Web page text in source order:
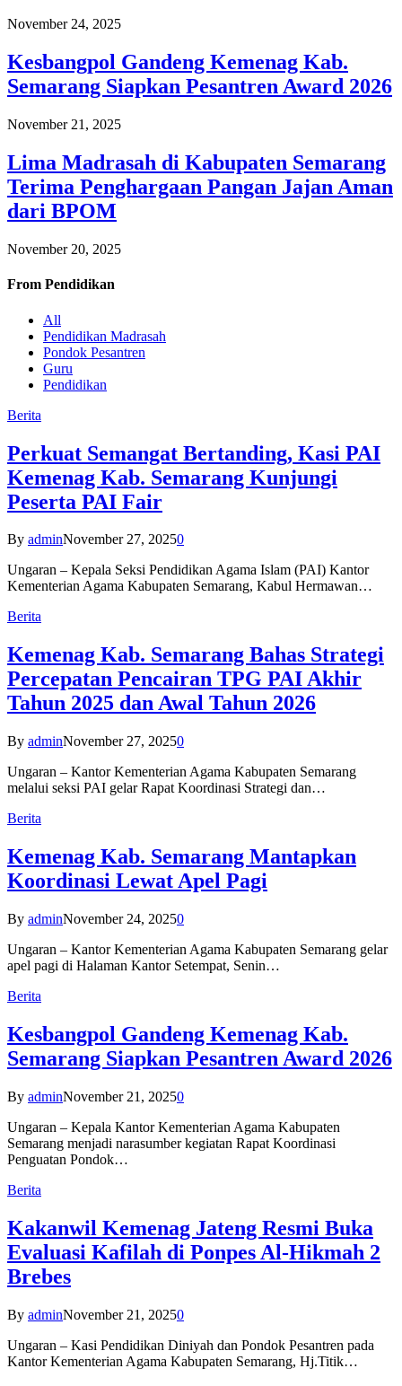
November 24, 2025
Kesbangpol Gandeng Kemenag Kab.
Semarang Siapkan Pesantren Award 2026
November 21, 2025
Lima Madrasah di Kabupaten Semarang
Terima Penghargaan Pangan Jajan Aman
dari BPOM
November 20, 2025
From Pendidikan
All
Pendidikan Madrasah
Pondok Pesantren
Guru
Pendidikan
Berita
Perkuat Semangat Bertanding, Kasi PAI
Kemenag Kab. Semarang Kunjungi
Peserta PAI Fair
By adminNovember 27, 20250
Ungaran – Kepala Seksi Pendidikan Agama Islam (PAI) Kantor
Kementerian Agama Kabupaten Semarang, Kabul Hermawan…
Berita
Kemenag Kab. Semarang Bahas Strategi
Percepatan Pencairan TPG PAI Akhir
Tahun 2025 dan Awal Tahun 2026
By adminNovember 27, 20250
Ungaran – Kantor Kementerian Agama Kabupaten Semarang
melalui seksi PAI gelar Rapat Koordinasi Strategi dan…
Berita
Kemenag Kab. Semarang Mantapkan
Koordinasi Lewat Apel Pagi
By adminNovember 24, 20250
Ungaran – Kantor Kementerian Agama Kabupaten Semarang gelar
apel pagi di Halaman Kantor Setempat, Senin…
Berita
Kesbangpol Gandeng Kemenag Kab.
Semarang Siapkan Pesantren Award 2026
By adminNovember 21, 20250
Ungaran – Kepala Kantor Kementerian Agama Kabupaten
Semarang menjadi narasumber kegiatan Rapat Koordinasi
Penguatan Pondok…
Berita
Kakanwil Kemenag Jateng Resmi Buka
Evaluasi Kafilah di Ponpes Al-Hikmah 2
Brebes
By adminNovember 21, 20250
Ungaran – Kasi Pendidikan Diniyah dan Pondok Pesantren pada
Kantor Kementerian Agama Kabupaten Semarang, Hj.Titik…